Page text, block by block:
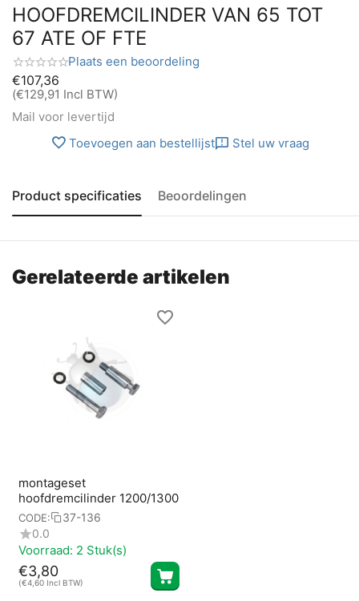
HOOFDREMCILINDER VAN 65 TOT
67 ATE OF FTE
Plaats een beoordeling
€107,36
(€129,91 Incl BTW)
Mail voor levertijd
Toevoegen aan bestellijst
Stel uw vraag
Product specificaties Beoordelingen
Gerelateerde artikelen
montageset
hoofdremcilinder 1200/1300
CODE:
37-136
0.0
Voorraad: 2 Stuk(s)
€3,80
(€4,60Incl BTW)